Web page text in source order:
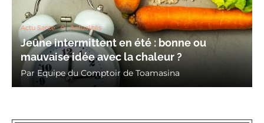
Actu Santé Actualités
Jeûne intermittent en été : bonne ou
mauvaise idée avec la chaleur ?
ParEquipe du Comptoir de Toamasina